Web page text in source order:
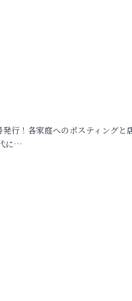
行！各家庭へのポスティングと
に…